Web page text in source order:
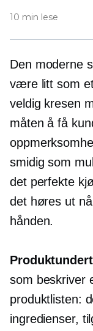
10 min lese
Den moderne
være litt som
veldig kresen
måten å få
smidig som
det perfekte
det høres ut
hånden.
som beskriver
produktlisten:
ingredienser,